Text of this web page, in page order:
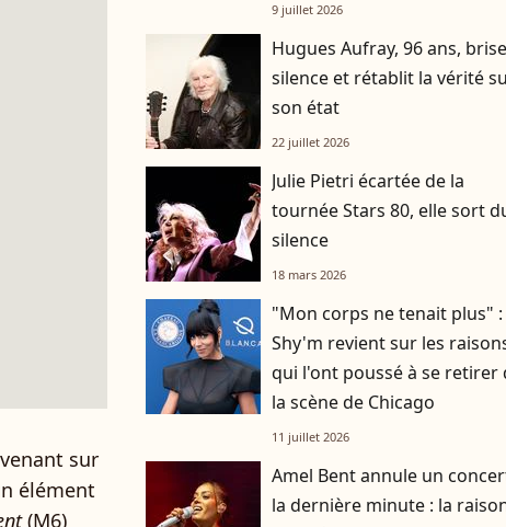
sur
élément
(M6)
9 juillet 2026
Hugues Aufray, 96 ans,
silence et rétablit la vérité
son état
22 juillet 2026
Julie Pietri écartée de la
tournée Stars 80, elle sort
silence
18 mars 2026
"Mon corps ne tenait plus" :
Shy'm revient sur les
qui l'ont poussé à se retirer
la scène de Chicago
11 juillet 2026
Amel Bent annule un
la dernière minute : la